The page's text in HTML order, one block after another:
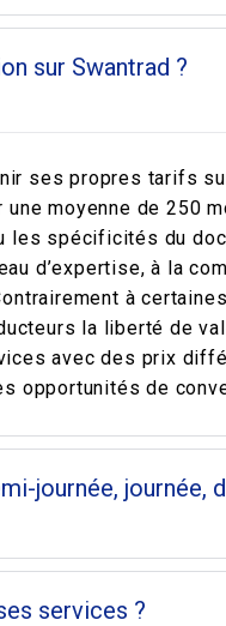
sur Swantrad ?
ses propres tarifs
moyenne de 250
les spécificités du
d’expertise, à la
à
la liberté de
avec des prix
opportunités de
journée, journée,
services ?